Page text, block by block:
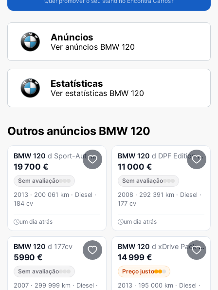
Anúncios
Ver anúncios BMW 120
Estatísticas
Ver estatísticas BMW 120
Outros anúncios BMW 120
BMW 120 d Sport-Aut. BluePerformance Sport Line
19 700 €
Sem avaliação
2013 · 200 061 km · Diesel ·
184 cv
um dia atrás
BMW 120 d DPF Edition Sport
11 000 €
Sem avaliação
2008 · 292 391 km · Diesel ·
177 cv
um dia atrás
BMW 120 d 177cv
5990 €
Sem avaliação
2007 · 299 999 km · Diesel ·
BMW 120 d xDrive Pack M
14 999 €
Preço justo
2013 · 195 000 km · Diesel ·